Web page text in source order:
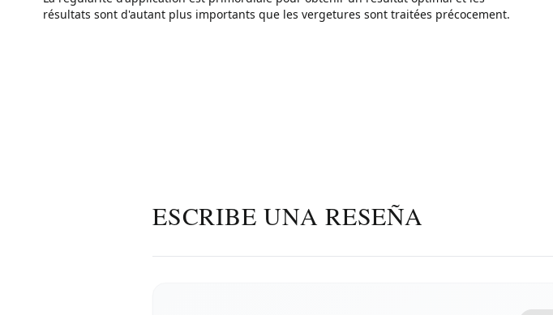
résultats sont d'autant plus importants que les vergetures sont traitées précocement.
ESCRIBE UNA RESEÑA